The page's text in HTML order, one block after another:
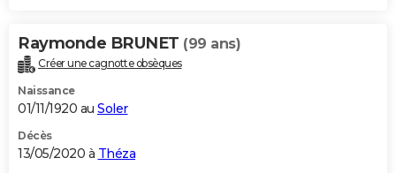
Raymonde BRUNET (99 ans)
Créer une cagnotte obsèques
Naissance
01/11/1920 au Soler
Décès
13/05/2020 à Théza